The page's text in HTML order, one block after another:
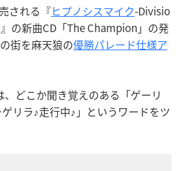
される『ヒプノシスマイク-Divisio
の新曲CD「The Champion」の発
街を麻天狼の優勝パレード仕様ア
、どこか聞き覚えのある「ゲーリ
リラ♪走行中♪」というワードをツ